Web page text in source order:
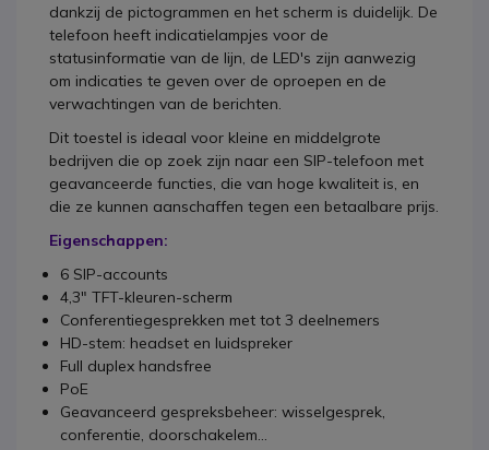
dankzij de pictogrammen en het scherm is duidelijk. De
telefoon heeft indicatielampjes voor de
statusinformatie van de lijn, de LED's zijn aanwezig
om indicaties te geven over de oproepen en de
verwachtingen van de berichten.
Dit toestel is ideaal voor kleine en middelgrote
bedrijven die op zoek zijn naar een SIP-telefoon met
geavanceerde functies, die van hoge kwaliteit is, en
die ze kunnen aanschaffen tegen een betaalbare prijs.
Eigenschappen:
6 SIP-accounts
4,3" TFT-kleuren-scherm
Conferentiegesprekken met tot 3 deelnemers
HD-stem: headset en luidspreker
Full duplex handsfree
PoE
Geavanceerd gespreksbeheer: wisselgesprek,
conferentie, doorschakelem...